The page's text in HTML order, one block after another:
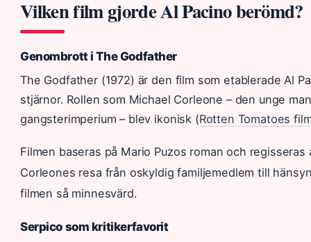
Vilken film gjorde Al Pacino berömd?
Genombrott i The Godfather
The Godfather (1972) är den film som etablerade Al
stjärnor. Rollen som Michael Corleone – den unge
gangsterimperium – blev ikonisk (Rotten Tomatoes
Filmen baseras på Mario Puzos roman och
Corleones resa från oskyldig familjemedlem till
filmen så minnesvärd.
Serpico som kritikerfavorit